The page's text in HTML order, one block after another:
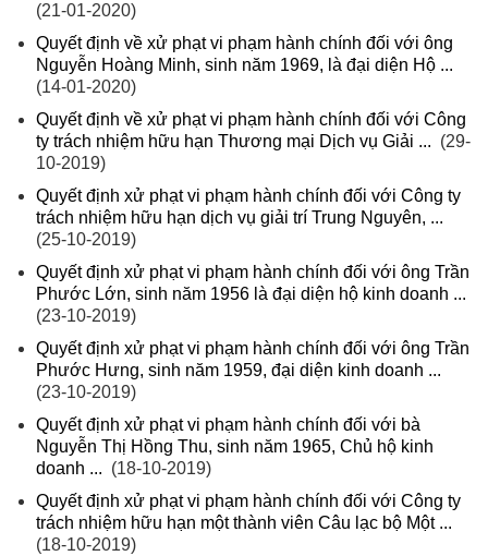
(21-01-2020)
Quyết định về xử phạt vi phạm hành chính đối với ông
Nguyễn Hoàng Minh, sinh năm 1969, là đại diện Hộ ...
(14-01-2020)
Quyết định về xử phạt vi phạm hành chính đối với Công
ty trách nhiệm hữu hạn Thương mại Dịch vụ Giải ... (29-
10-2019)
Quyết định xử phạt vi phạm hành chính đối với Công ty
trách nhiệm hữu hạn dịch vụ giải trí Trung Nguyên, ...
(25-10-2019)
Quyết định xử phạt vi phạm hành chính đối với ông Trần
Phước Lớn, sinh năm 1956 là đại diện hộ kinh doanh ...
(23-10-2019)
Quyết định xử phạt vi phạm hành chính đối với ông Trần
Phước Hưng, sinh năm 1959, đại diện kinh doanh ...
(23-10-2019)
Quyết định xử phạt vi phạm hành chính đối với bà
Nguyễn Thị Hồng Thu, sinh năm 1965, Chủ hộ kinh
doanh ... (18-10-2019)
Quyết định xử phạt vi phạm hành chính đối với Công ty
trách nhiệm hữu hạn một thành viên Câu lạc bộ Một ...
(18-10-2019)